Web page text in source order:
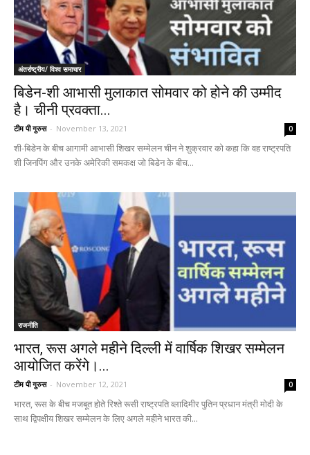
अंतर्राष्ट्रीय/ विश्व समाचार
बिडेन-शी आभासी मुलाकात सोमवार को होने की उम्मीद
है। चीनी प्रवक्ता...
टीम पी गुरुस - November 13, 2021 0
शी-बिडेन के बीच आगामी आभासी शिखर सम्मेलन चीन ने शुक्रवार को कहा कि वह राष्ट्रपति
शी जिनपिंग और उनके अमेरिकी समकक्ष जो बिडेन के बीच...
राजनीति
भारत, रूस अगले महीने दिल्ली में वार्षिक शिखर सम्मेलन
आयोजित करेंगे।...
टीम पी गुरुस - November 12, 2021 0
भारत, रूस के बीच मजबूत होते रिश्ते रूसी राष्ट्रपति व्लादिमीर पुतिन प्रधान मंत्री मोदी के
साथ द्विपक्षीय शिखर सम्मेलन के लिए अगले महीने भारत की...